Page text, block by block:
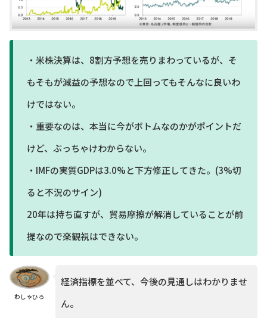
・米株決算は、8割方予想を売りまわっているが、そ
もそもが減益の予想なので上回ってもそんなに良いわ
けではない。
・重要なのは、本当に今がボトムなのかがポイントだ
けど、ぶっちゃけわからない。
・IMFの実質GDPは3.0%と下方修正してきた。(3%切
ると不況のサイン)
20年は持ち直すが、貿易摩擦が解消していることが前
提なので楽観視はできない。
わしゃひろ
経済指標を並べて、今後の見通しはわかりませ
ん。